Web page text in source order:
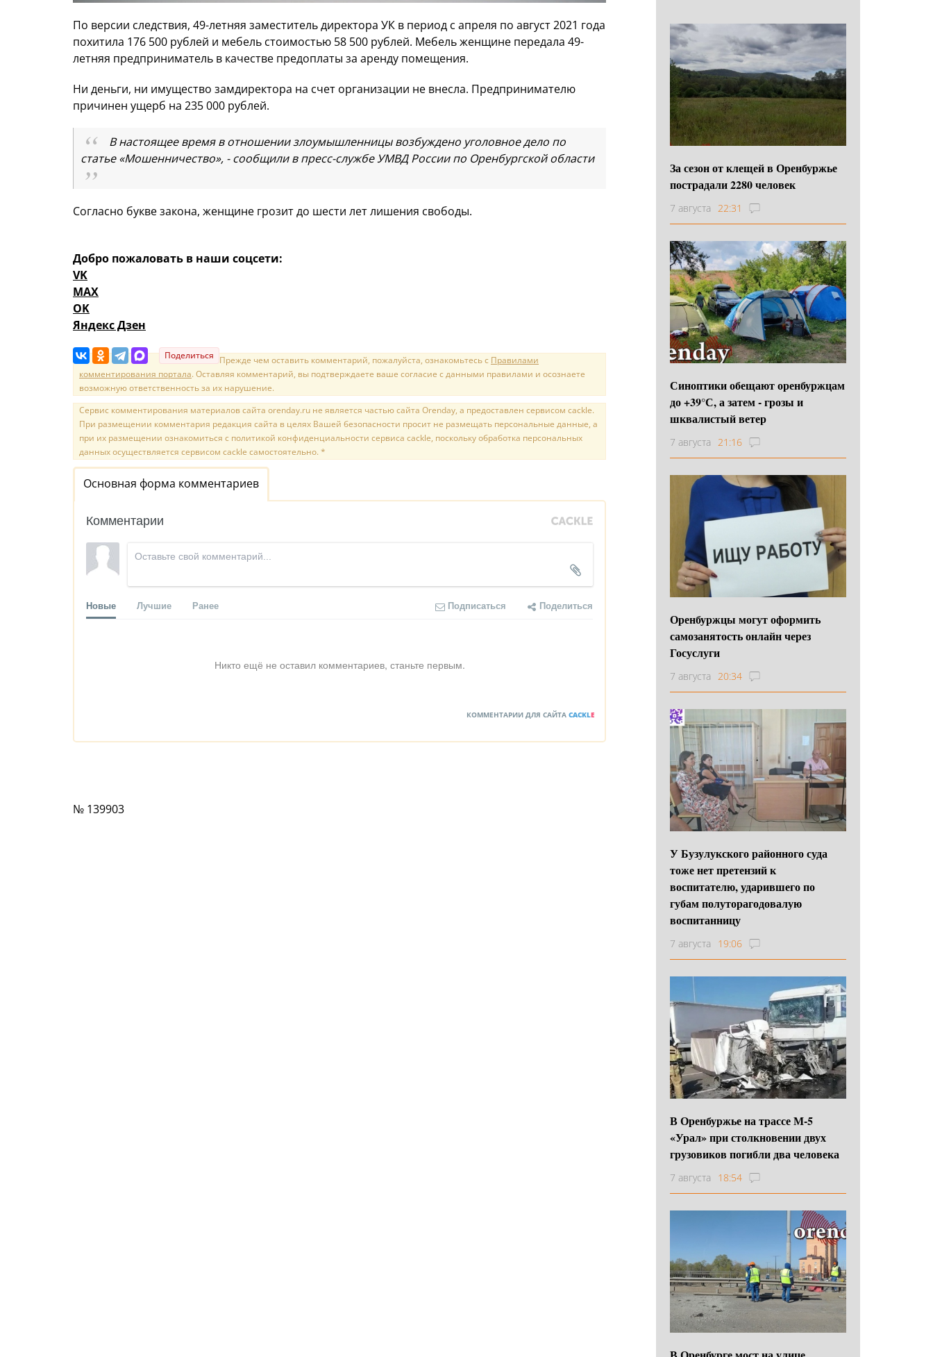
По версии следствия, 49-летняя заместитель директора УК в период с апреля по август 2021 года
похитила 176 500 рублей и мебель стоимостью 58 500 рублей. Мебель женщине передала 49-
летняя предприниматель в качестве предоплаты за аренду помещения.
Ни деньги, ни имущество замдиректора на счет организации не внесла. Предпринимателю
причинен ущерб на 235 000 рублей.
В настоящее время в отношении злоумышленницы возбуждено уголовное дело по
статье «Мошенничество», - сообщили в пресс-службе УМВД России по Оренбургской области
Согласно букве закона, женщине грозит до шести лет лишения свободы.
Добро пожаловать в наши соцсети:
VK
MAX
OK
Яндекс Дзен
Поделиться Прежде чем оставить комментарий, пожалуйста, ознакомьтесь с Правилами
комментирования портала. Оставляя комментарий, вы подтверждаете ваше согласие с данными правилами и осознаете
возможную ответственность за их нарушение.
Сервис комментирования материалов сайта orenday.ru не является частью сайта Orenday, а предоставлен сервисом cackle.
При размещении комментария редакция сайта в целях Вашей безопасности просит не размещать персональные данные, а
при их размещении ознакомиться с политикой конфиденциальности сервиса cackle, поскольку обработка персональных
данных осуществляется сервисом cackle самостоятельно. *
Основная форма комментариев
Комментарии
Новые Лучшие Ранее Подписаться Поделиться
Никто ещё не оставил комментариев, станьте первым.
КОММЕНТАРИИ ДЛЯ САЙТА CACKLE
№ 139903
За сезон от клещей в Оренбуржье
пострадали 2280 человек
7 августа 22:31
Синоптики обещают оренбуржцам
до +39°С, а затем - грозы и
шквалистый ветер
7 августа 21:16
Оренбуржцы могут оформить
самозанятость онлайн через
Госуслуги
7 августа 20:34
У Бузулукского районного суда
тоже нет претензий к
воспитателю, ударившего по
губам полуторагодовалую
воспитанницу
7 августа 19:06
В Оренбуржье на трассе М-5
«Урал» при столкновении двух
грузовиков погибли два человека
7 августа 18:54